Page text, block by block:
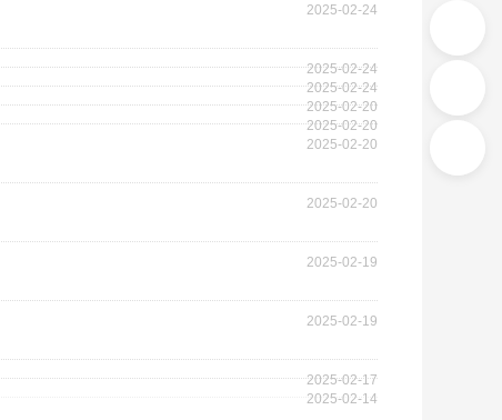
2025-02-24
2025-02-24
2025-02-24
2025-02-20
2025-02-20
2025-02-20
2025-02-20
2025-02-19
2025-02-19
2025-02-17
2025-02-14